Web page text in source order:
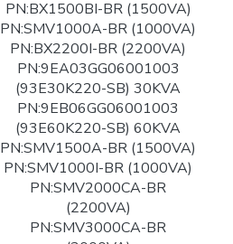
PN:BX1500BI-BR (1500VA)
PN:SMV1000A-BR (1000VA)
PN:BX2200I-BR (2200VA)
PN:9EA03GG06001003
(93E30K220-SB) 30KVA
PN:9EB06GG06001003
(93E60K220-SB) 60KVA
PN:SMV1500A-BR (1500VA)
PN:SMV1000I-BR (1000VA)
PN:SMV2000CA-BR
(2200VA)
PN:SMV3000CA-BR